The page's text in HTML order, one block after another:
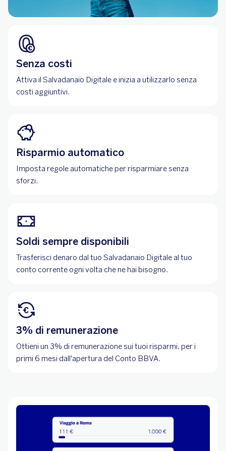
Senza costi
Attiva il Salvadanaio Digitale e inizia a utilizzarlo senza
costi aggiuntivi.
Risparmio automatico
Imposta regole automatiche per risparmiare senza
sforzi.
Soldi sempre disponibili
Trasferisci denaro dal tuo Salvadanaio Digitale al tuo
conto corrente ogni volta che ne hai bisogno.
3% di remunerazione
Ottieni un 3% di remunerazione sui tuoi risparmi, per i
primi 6 mesi dall'apertura del Conto BBVA.